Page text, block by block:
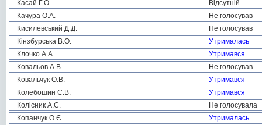
Касай Г.О.
Відсутній
Качура О.А.
Не голосував
Кисилевський Д.Д.
Не голосував
Кінзбурська В.О.
Утрималась
Клочко А.А.
Утримався
Ковальов А.В.
Не голосував
Ковальчук О.В.
Утримався
Колебошин С.В.
Утримався
Колісник А.С.
Не голосувала
Копанчук О.Є.
Утрималась